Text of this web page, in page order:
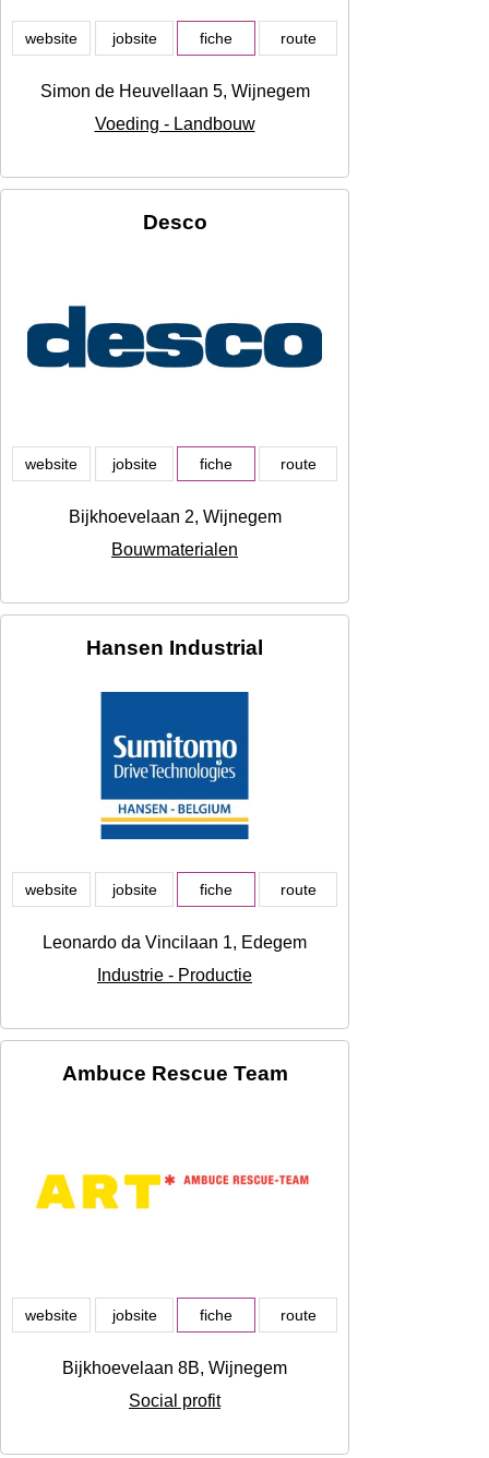
website jobsite fiche route
Simon de Heuvellaan 5, Wijnegem
Voeding - Landbouw
Desco
website jobsite fiche route
Bijkhoevelaan 2, Wijnegem
Bouwmaterialen
Hansen Industrial
website jobsite fiche route
Leonardo da Vincilaan 1, Edegem
Industrie - Productie
Ambuce Rescue Team
website jobsite fiche route
Bijkhoevelaan 8B, Wijnegem
Social profit